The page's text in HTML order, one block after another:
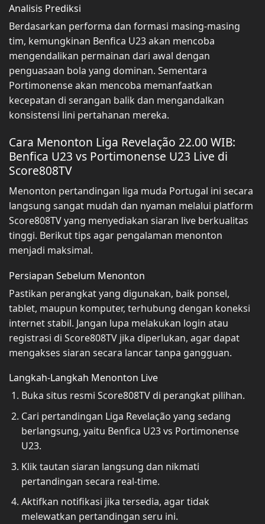
Analisis Prediksi
Berdasarkan performa dan formasi masing-masing
tim, kemungkinan Benfica U23 akan mencoba
mengendalikan permainan dari awal dengan
penguasaan bola yang dominan. Sementara
Portimonense akan mencoba memanfaatkan
kecepatan di serangan balik dan mengandalkan
konsistensi lini pertahanan mereka.
Cara Menonton Liga Revelação 22.00 WIB:
Benfica U23 vs Portimonense U23 Live di
Score808TV
Menonton pertandingan liga muda Portugal ini secara
langsung sangat mudah dan nyaman melalui platform
Score808TV yang menyediakan siaran live berkualitas
tinggi. Berikut tips agar pengalaman menonton
menjadi maksimal.
Persiapan Sebelum Menonton
Pastikan perangkat yang digunakan, baik ponsel,
tablet, maupun komputer, terhubung dengan koneksi
internet stabil. Jangan lupa melakukan login atau
registrasi di Score808TV jika diperlukan, agar dapat
mengakses siaran secara lancar tanpa gangguan.
Langkah-Langkah Menonton Live
Buka situs resmi Score808TV di perangkat pilihan.
Cari pertandingan Liga Revelação yang sedang
berlangsung, yaitu Benfica U23 vs Portimonense
U23.
Klik tautan siaran langsung dan nikmati
pertandingan secara real-time.
Aktifkan notifikasi jika tersedia, agar tidak
melewatkan pertandingan seru ini.